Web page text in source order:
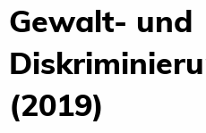
Gewalt- und
(2019)